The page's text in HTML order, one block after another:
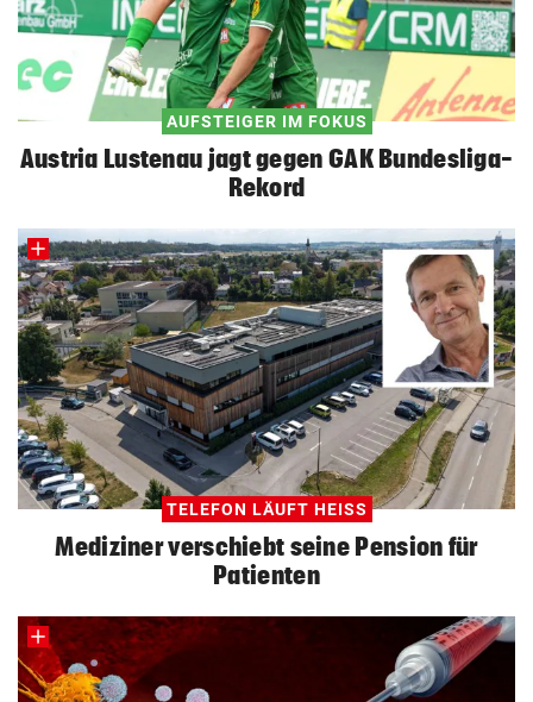
AUFSTEIGER IM FOKUS
Austria Lustenau jagt gegen GAK Bundesliga-
Rekord
TELEFON LÄUFT HEISS
Mediziner verschiebt seine Pension für
Patienten